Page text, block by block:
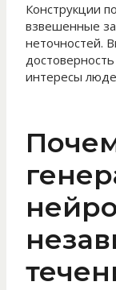
Конструкции
взвешенные
неточностей.
интересы